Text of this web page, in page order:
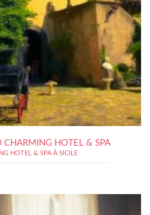
CHARMING HOTEL & SPA
HOTEL & SPA À SICILE